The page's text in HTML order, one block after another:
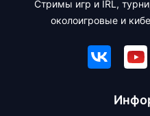
Стримы игр и IRL,
околоигровые и